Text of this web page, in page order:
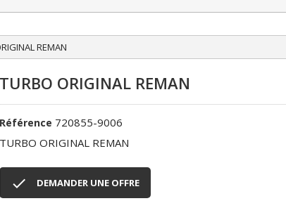
REMAN
TURBO ORIGINAL REMAN
Référence 720855-9006
TURBO ORIGINAL REMAN
 DEMANDER UNE OFFRE